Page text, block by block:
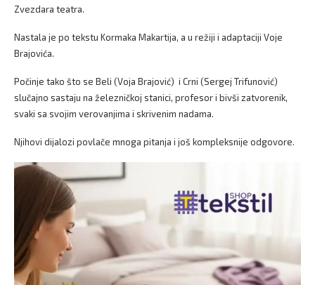
Zvezdara teatra.
Nastala je po tekstu Kormaka Makartija, a u režiji i adaptaciji Voje
Brajovića.
Počinje tako što se Beli (Voja Brajović) i Crni (Sergej Trifunović)
slučajno sastaju na železničkoj stanici, profesor i bivši zatvorenik,
svaki sa svojim verovanjima i skrivenim nadama.
Njihovi dijalozi povlače mnoga pitanja i još kompleksnije odgovore.